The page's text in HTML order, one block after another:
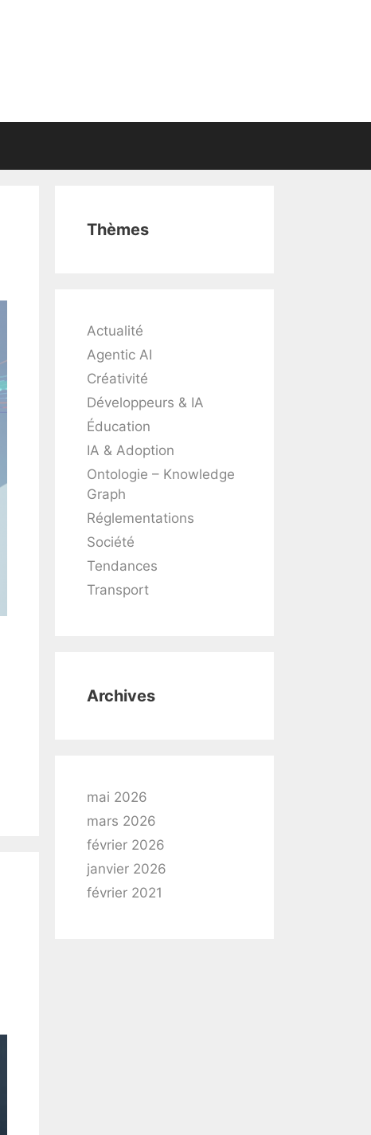
Thèmes
Actualité
Agentic AI
Créativité
Développeurs & IA
Éducation
IA & Adoption
Ontologie – Knowledge
Graph
Réglementations
Société
Tendances
Transport
Archives
mai 2026
mars 2026
février 2026
janvier 2026
février 2021